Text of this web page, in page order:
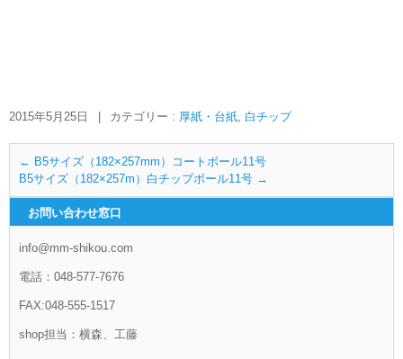
2015年5月25日 カテゴリー : 厚紙・台紙, 白チップ
← B5サイズ（182×257mm）コートボール11号
B5サイズ（182×257m）白チップボール11号 →
お問い合わせ窓口
info@mm-shikou.com
電話：048-577-7676
FAX:048-555-1517
shop担当：横森、工藤